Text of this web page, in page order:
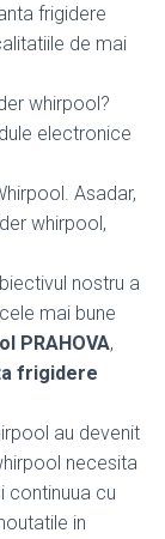
frigidere
de mai
whirpool?
electronice
Asadar,
whirpool,
nostru a
mai bune
PRAHOVA,
frigidere
au devenit
necesita
continuua cu
in